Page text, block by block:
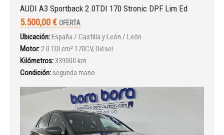
AUDI A3 Sportback 2.0TDI 170 Stronic DPF Lim Ed
5.500,00 € OFERTA
Ubicación:España / Castilla y León / León
Motor:2.0 TDI cm³ 170CV, Diésel
Kilómetros: 339000 km
Condición: segunda mano